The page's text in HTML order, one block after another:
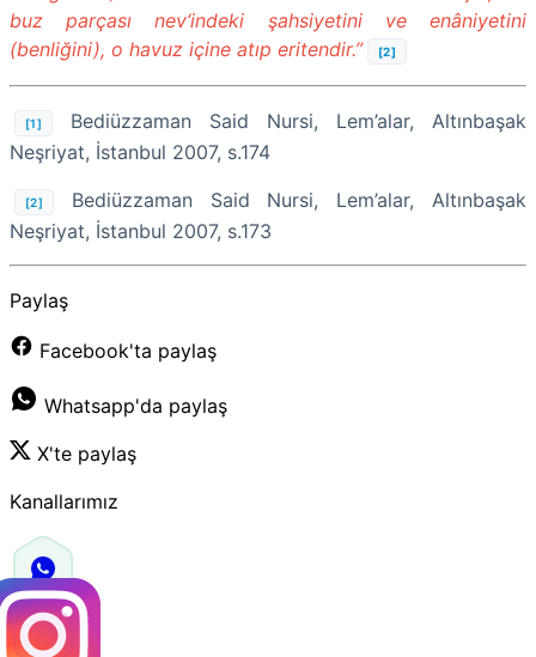
buz parçası nev‘indeki şahsiyetini ve enâniyetini
(benliğini), o havuz içine atıp eritendir.”
[2]
[1]
Bediüzzaman Said Nursi, Lem’alar, Altınbaşak
Neşriyat, İstanbul 2007, s.174
[2]
Bediüzzaman Said Nursi, Lem’alar, Altınbaşak
Neşriyat, İstanbul 2007, s.173
Paylaş
Facebook'ta paylaş
Whatsapp'da paylaş
X'te paylaş
Kanallarımız